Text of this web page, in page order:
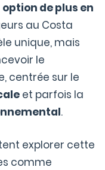
option de plus en
au Costa
unique, mais
le
centrée sur le
et parfois la
.
explorer cette
comme